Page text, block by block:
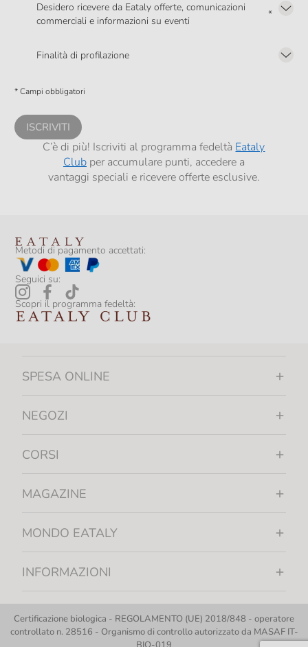
Desidero ricevere da Eataly offerte, comunicazioni
commerciali e informazioni su eventi
*
Finalità di profilazione
comunicazioni commerciali personalizzate, in caso di consenso prestato ai
* Campi obbligatori
ISCRIVITI
C’è di più! Iscriviti al programma fedeltà Eataly
Clubper accumulare punti, accedere a
vantaggi speciali e ricevere offerte esclusive.
Metodi di pagamento accettati:
Seguici su:
Scopri il programma fedeltà:
SPESA ONLINE
NEGOZI
CORSI
MAGAZINE
MONDO EATALY
INFORMAZIONI
Certificazione biologica - REGOLAMENTO (UE) 2018/848 - operatore
controllato n. 28516 - Organismo di controllo autorizzato da MASAF IT-